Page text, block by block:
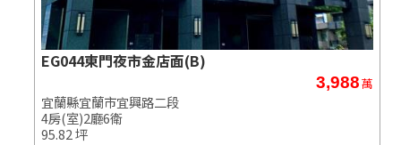
EG044東門夜市金店面(B)
3,988萬
宜蘭縣宜蘭市宜興路二段
4房(室)2廳6衛
95.82 坪